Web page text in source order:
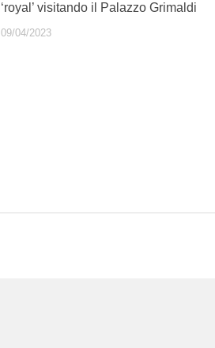
‘royal’ visitando il Palazzo Grimaldi
09/04/2023